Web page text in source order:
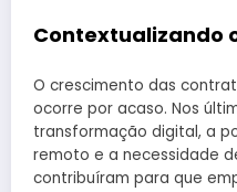
Contextualizando
O crescimento das
ocorre por acaso. Nos
transformação digital, a
remoto e a necessidade
contribuíram para que